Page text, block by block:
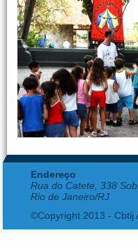
Endereço
Rua do Catete, 338
Rio de Janeiro/RJ
©Copyright 2013 - Cbtij